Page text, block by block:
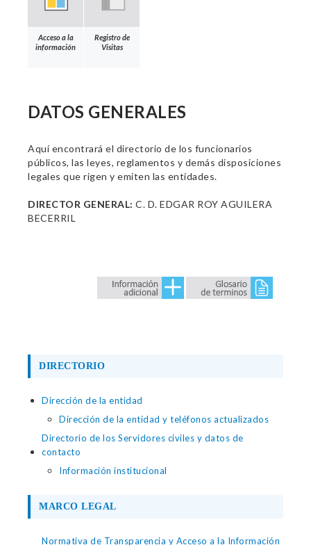
Acceso a la
información
Registro de
Visitas
DATOS GENERALES
Aquí encontrará el directorio de los funcionarios
públicos, las leyes, reglamentos y demás disposiciones
legales que rigen y emiten las entidades.
DIRECTOR GENERAL: C. D. EDGAR ROY AGUILERA
BECERRIL
DIRECTORIO
Dirección de la entidad
Dirección de la entidad y teléfonos actualizados
Directorio de los Servidores civiles y datos de
contacto
Información institucional
MARCO LEGAL
Normativa de Transparencia y Acceso a la Información